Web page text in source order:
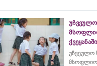
ქვეყანაში
უჩვეულო